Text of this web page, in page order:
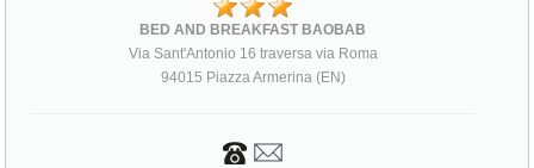
BED AND BREAKFAST BAOBAB
Via Sant'Antonio 16 traversa via Roma
94015 Piazza Armerina (EN)